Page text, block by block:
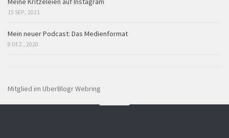
15 SEP., 2021
Mein neuer Podcast: Das Medienformat
8 DEZ., 2020
Mitglied im UberBlogr Webring